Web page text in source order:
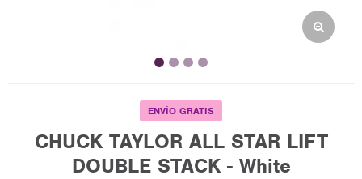
ENVÍO GRATIS
CHUCK TAYLOR ALL STAR LIFT
DOUBLE STACK - White